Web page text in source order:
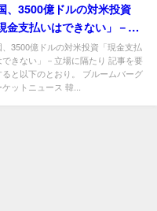
、3500億ドルの対米投資
金支払いはできない」－立
隔たり
、3500億ドルの対米投資「現金支払
できない」－立場に隔たり 記事を要
ると以下のとおり。 ブルームバーグ
ケットニュース 韓...